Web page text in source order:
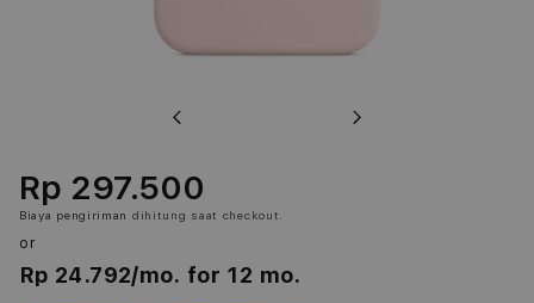
Previous Next
Rp 297.500
Biaya pengiriman dihitung saat checkout.
or
Rp 24.792/mo. for 12 mo.